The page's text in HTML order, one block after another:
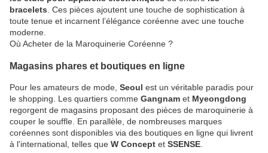
bracelets . Ces pièces ajoutent une touche de sophistication à
toute tenue et incarnent l’élégance coréenne avec une touche
moderne.
Où Acheter de la Maroquinerie Coréenne ?
Magasins phares et boutiques en ligne
Pour les amateurs de mode, Seoul est un véritable paradis pour
le shopping. Les quartiers comme Gangnam et Myeongdong
regorgent de magasins proposant des pièces de maroquinerie à
couper le souffle. En parallèle, de nombreuses marques
coréennes sont disponibles via des boutiques en ligne qui livrent
à l'international, telles que W Concept et SSENSE.